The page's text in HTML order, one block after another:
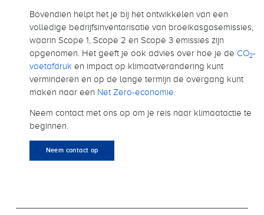
Bovendien helpt het je bij het ontwikkelen van een
volledige bedrijfsinventarisatie van broeikasgasemissies,
waarin Scope 1, Scope 2 en Scope 3 emissies zijn
opgenomen. Het geeft je ook advies over hoe je de CO2-
voetafdruk en impact op klimaatverandering kunt
verminderen en op de lange termijn de overgang kunt
maken naar een Net Zero-economie.
Neem contact met ons op om je reis naar klimaatactie te
beginnen.
Neem contact op